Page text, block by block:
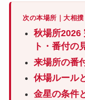
次の本場所｜大相
秋場所2026
ト・番付
来場所の番
休場ルール
金星の条件